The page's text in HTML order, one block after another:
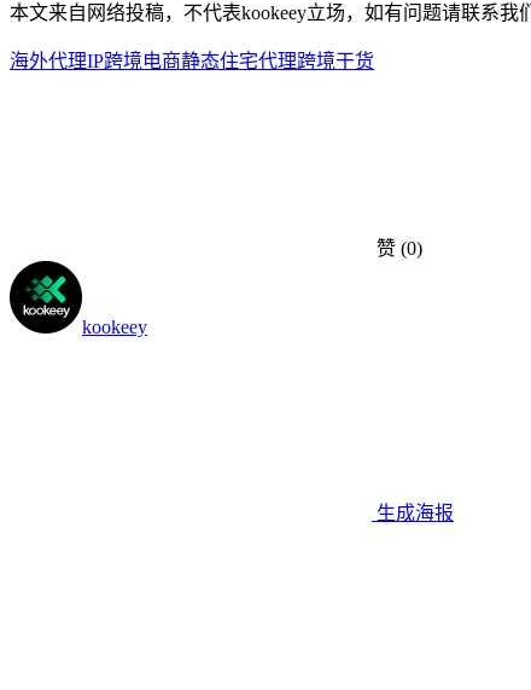
本文来自网络投稿，不代表kookeey立场，如有问题请联系我们
海外代理IP跨境电商静态住宅代理跨境干货
赞 (0)
kookeey
生成海报